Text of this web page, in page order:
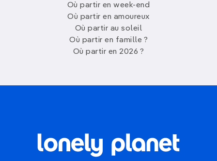
Où partir en week-end
Où partir en amoureux
Où partir au soleil
Où partir en famille ?
Où partir en 2026 ?